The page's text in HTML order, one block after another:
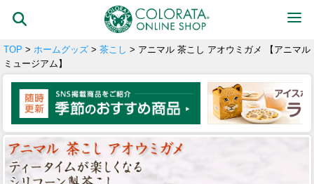
TOP > ホームグッズ > 茶こし > アニマル 茶こし アオウミガメ 【アニマル
ミュージアム】